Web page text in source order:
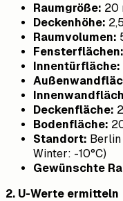
Raumgröße: 20
Deckenhöhe:
Raumvolumen:
Fensterflächen:
Innentürfläche:
Deckenfläche:
Bodenfläche:
Standort:
Winter: -10°C)
Gewünschte
2. U-Werte ermitteln